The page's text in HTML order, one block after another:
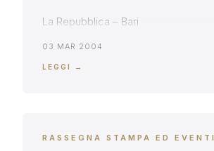
La Repubblica – Bari
03 MAR 2004
LEGGI →
RASSEGNA STAMPA ED EVENTI